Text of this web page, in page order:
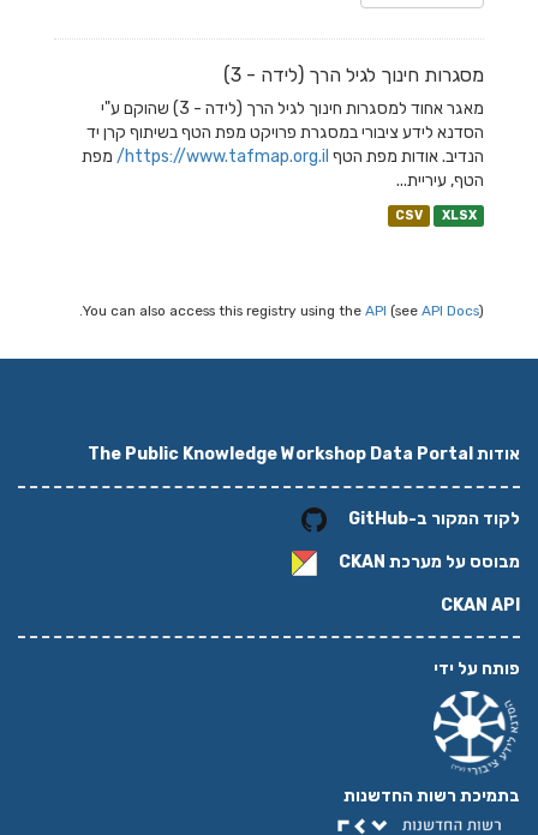
מסגרות חינוך לגיל הרך (לידה - 3)
מאגר אחוד למסגרות חינוך לגיל הרך (לידה - 3) שהוקם ע"י
הסדנא לידע ציבורי במסגרת פרויקט מפת הטף בשיתוף קרן יד
הנדיב. אודות מפת הטף https://www.tafmap.org.il/
מפת
הטף, עיריית...
CSV XLSX
You can also access this registry using the API (see API Docs).
אודות The Public Knowledge Workshop Data Portal
לקוד המקור ב-GitHub
מבוסס על מערכת CKAN
CKAN API
פותח על ידי
בתמיכת רשות החדשנות